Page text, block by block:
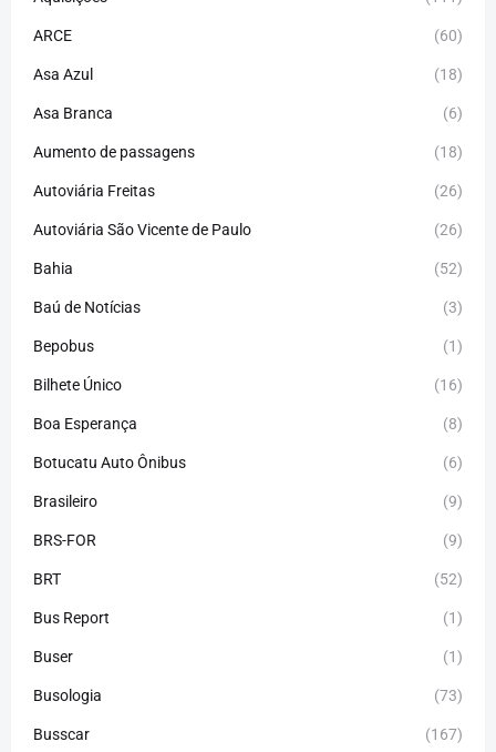
ARCE (60)
Asa Azul (18)
Asa Branca (6)
Aumento de passagens (18)
Autoviária Freitas (26)
Autoviária São Vicente de Paulo (26)
Bahia (52)
Baú de Notícias (3)
Bepobus (1)
Bilhete Único (16)
Boa Esperança (8)
Botucatu Auto Ônibus (6)
Brasileiro (9)
BRS-FOR (9)
BRT (52)
Bus Report (1)
Buser (1)
Busologia (73)
Busscar (167)